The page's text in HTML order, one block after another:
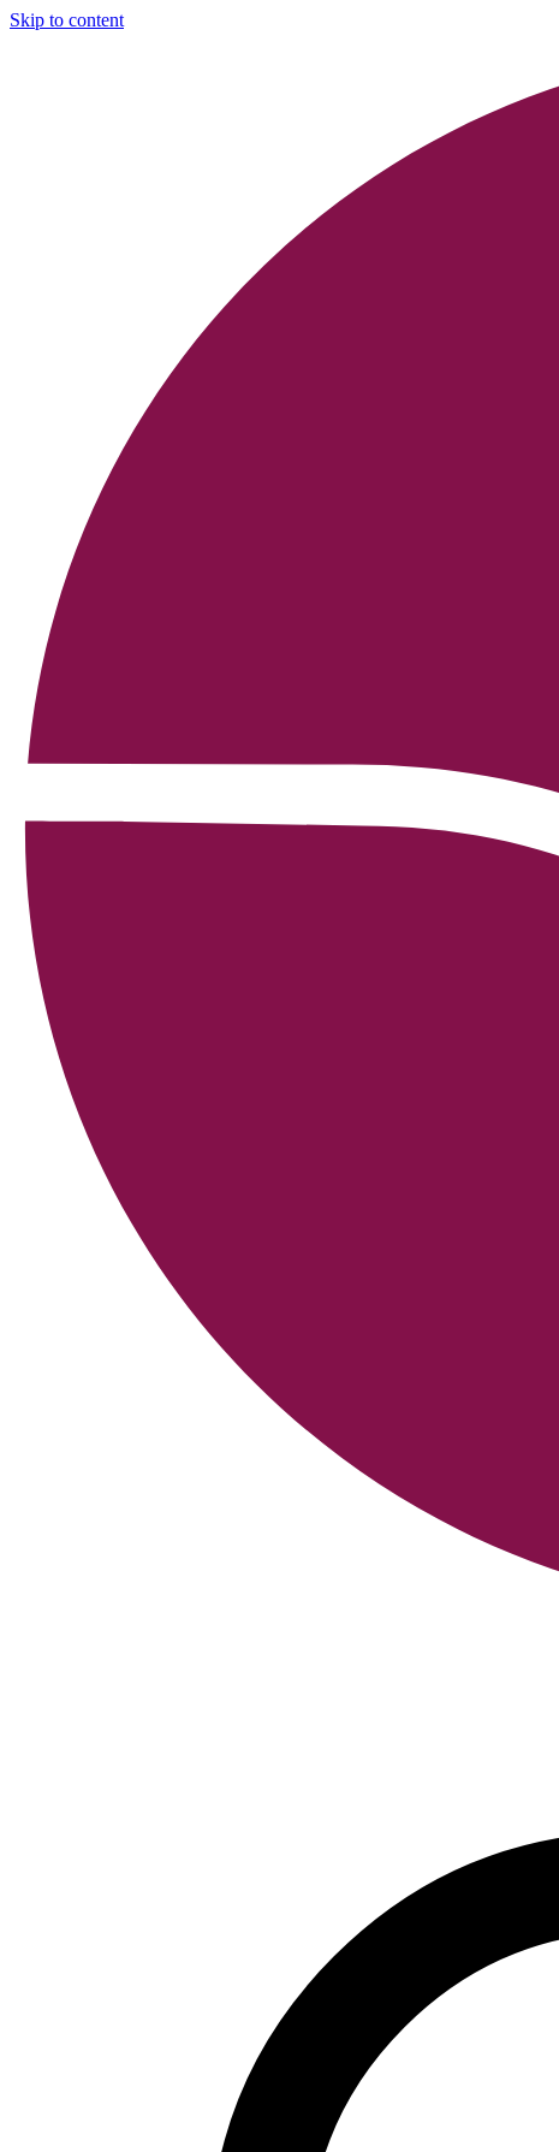
Skip to content